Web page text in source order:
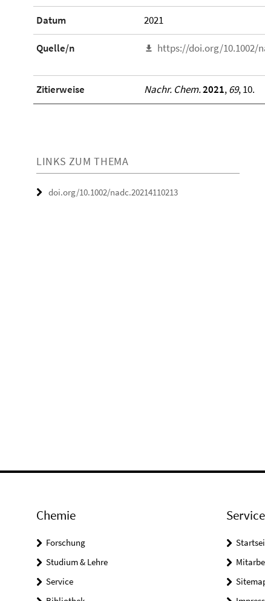
Datum 2021
Quelle/n https://doi.org/10.1002/
Zitierweise Nachr. Chem.2021,69, 10.
LINKS ZUM THEMA
doi.org/10.1002/nadc.20214110213
Chemie
Forschung
Studium & Lehre
Service